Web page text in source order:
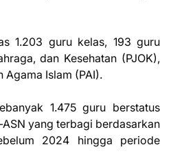
1.203 guru kelas, 193 guru
dan Kesehatan (PJOK),
Agama Islam (PAI).
1.475 guru berstatus
ASN yang terbagi berdasarkan
2024 hingga periode